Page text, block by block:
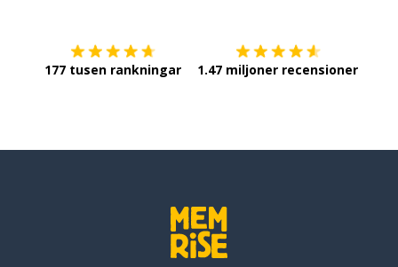
177 tusen rankningar 1.47 miljoner recensioner